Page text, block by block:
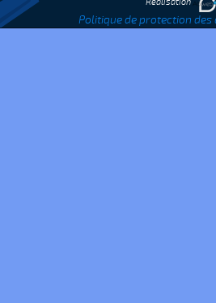
Politique de protection des